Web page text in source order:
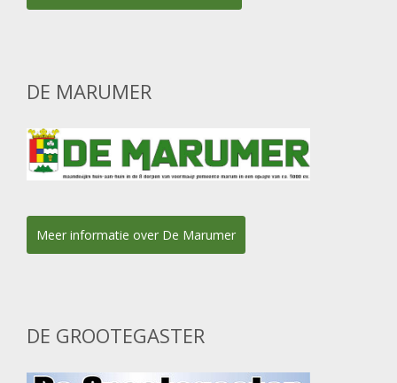
DE MARUMER
Meer informatie over De Marumer
DE GROOTEGASTER